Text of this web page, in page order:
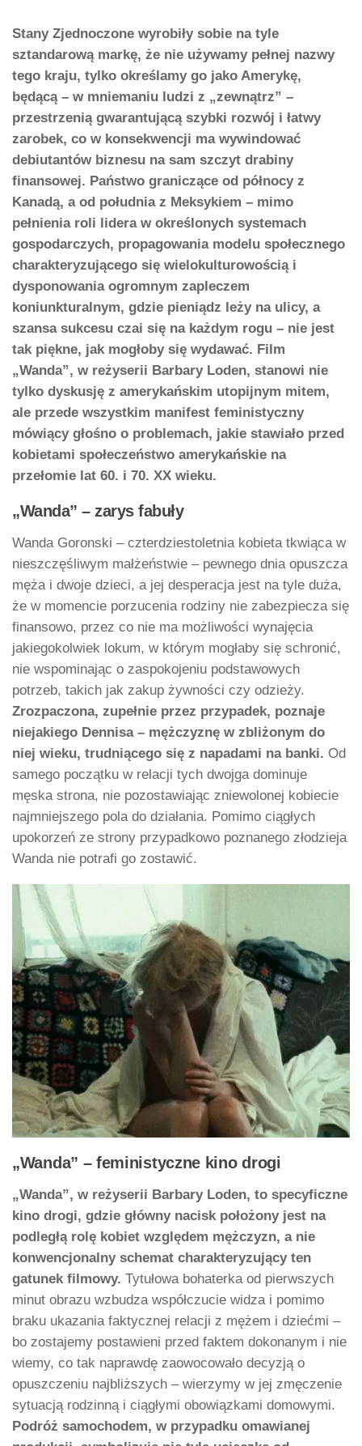
Stany Zjednoczone wyrobiły sobie na tyle
sztandarową markę, że nie używamy pełnej nazwy
tego kraju, tylko określamy go jako Amerykę,
będącą – w mniemaniu ludzi z „zewnątrz” –
przestrzenią gwarantującą szybki rozwój i łatwy
zarobek, co w konsekwencji ma wywindować
debiutantów biznesu na sam szczyt drabiny
finansowej. Państwo graniczące od północy z
Kanadą, a od południa z Meksykiem – mimo
pełnienia roli lidera w określonych systemach
gospodarczych, propagowania modelu społecznego
charakteryzującego się wielokulturowością i
dysponowania ogromnym zapleczem
koniunkturalnym, gdzie pieniądz leży na ulicy, a
szansa sukcesu czai się na każdym rogu – nie jest
tak piękne, jak mogłoby się wydawać. Film
„Wanda”, w reżyserii Barbary Loden, stanowi nie
tylko dyskusję z amerykańskim utopijnym mitem,
ale przede wszystkim manifest feministyczny
mówiący głośno o problemach, jakie stawiało przed
kobietami społeczeństwo amerykańskie na
przełomie lat 60. i 70. XX wieku.
„Wanda” – zarys fabuły
Wanda Goronski – czterdziestoletnia kobieta tkwiąca w
nieszczęśliwym małżeństwie – pewnego dnia opuszcza
męża i dwoje dzieci, a jej desperacja jest na tyle duża,
że w momencie porzucenia rodziny nie zabezpiecza się
finansowo, przez co nie ma możliwości wynajęcia
jakiegokolwiek lokum, w którym mogłaby się schronić,
nie wspominając o zaspokojeniu podstawowych
potrzeb, takich jak zakup żywności czy odzieży.
Zrozpaczona, zupełnie przez przypadek, poznaje
niejakiego Dennisa – mężczyznę w zbliżonym do
niej wieku, trudniącego się z napadami na banki. Od
samego początku w relacji tych dwojga dominuje
męska strona, nie pozostawiając zniewolonej kobiecie
najmniejszego pola do działania. Pomimo ciągłych
upokorzeń ze strony przypadkowo poznanego złodzieja
Wanda nie potrafi go zostawić.
„Wanda” – feministyczne kino drogi
„Wanda”, w reżyserii Barbary Loden, to specyficzne
kino drogi, gdzie główny nacisk położony jest na
podległą rolę kobiet względem mężczyzn, a nie
konwencjonalny schemat charakteryzujący ten
gatunek filmowy. Tytułowa bohaterka od pierwszych
minut obrazu wzbudza współczucie widza i pomimo
braku ukazania faktycznej relacji z mężem i dziećmi –
bo zostajemy postawieni przed faktem dokonanym i nie
wiemy, co tak naprawdę zaowocowało decyzją o
opuszczeniu najbliższych – wierzymy w jej zmęczenie
sytuacją rodzinną i ciągłymi obowiązkami domowymi.
Podróż samochodem, w przypadku omawianej